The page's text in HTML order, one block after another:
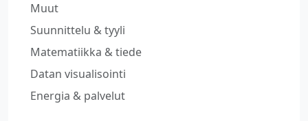
Muut
Suunnittelu & tyyli
Matematiikka & tiede
Datan visualisointi
Energia & palvelut